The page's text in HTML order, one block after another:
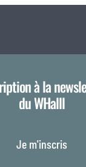
à la
du WHalll
Je m'inscris